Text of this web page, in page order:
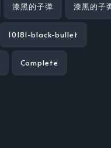
漆黑的子弹 漆黑的子
10181-black-bullet
Complete